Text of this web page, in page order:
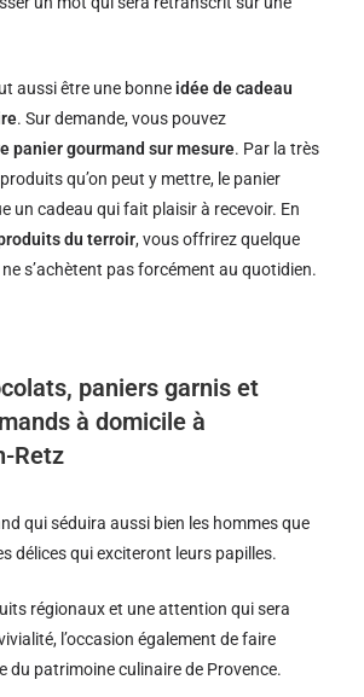
aussi être une bonne idée de cadeau
. Sur demande, vous pouvez
panier gourmand sur mesure. Par la très
qu’on peut y mettre, le panier
un cadeau qui fait plaisir à recevoir. En
du terroir, vous offrirez quelque
s’achètent pas forcément au quotidien.
paniers garnis et
à domicile à
Retz
qui séduira aussi bien les hommes que
délices qui exciteront leurs papilles.
régionaux et une attention qui sera
l’occasion également de faire
du patrimoine culinaire de Provence.